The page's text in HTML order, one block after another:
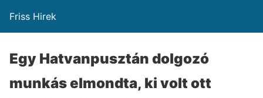
Friss Hirek
Egy Hatvanpusztán dolgozó
munkás elmondta, ki volt ott